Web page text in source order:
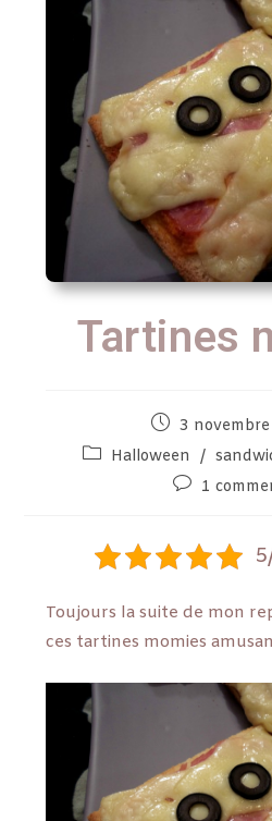
Tartines
3
Halloween /
1
Toujours la suite de mon
ces tartines momies